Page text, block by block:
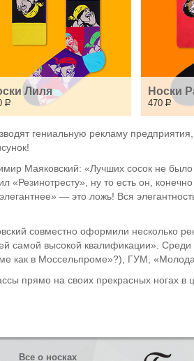
Лиля
Р
Носки
470 Р
гениальную рекламу
Маяковский: «Лучших сосок не
«Резинотресту», ну то есть он,
— это ложь! Вся
совместно оформили несколько
самой высокой квалификации».
как в Моссельпроме»?), ГУМ,
прямо на своих прекрасных ногах в
Все о носках